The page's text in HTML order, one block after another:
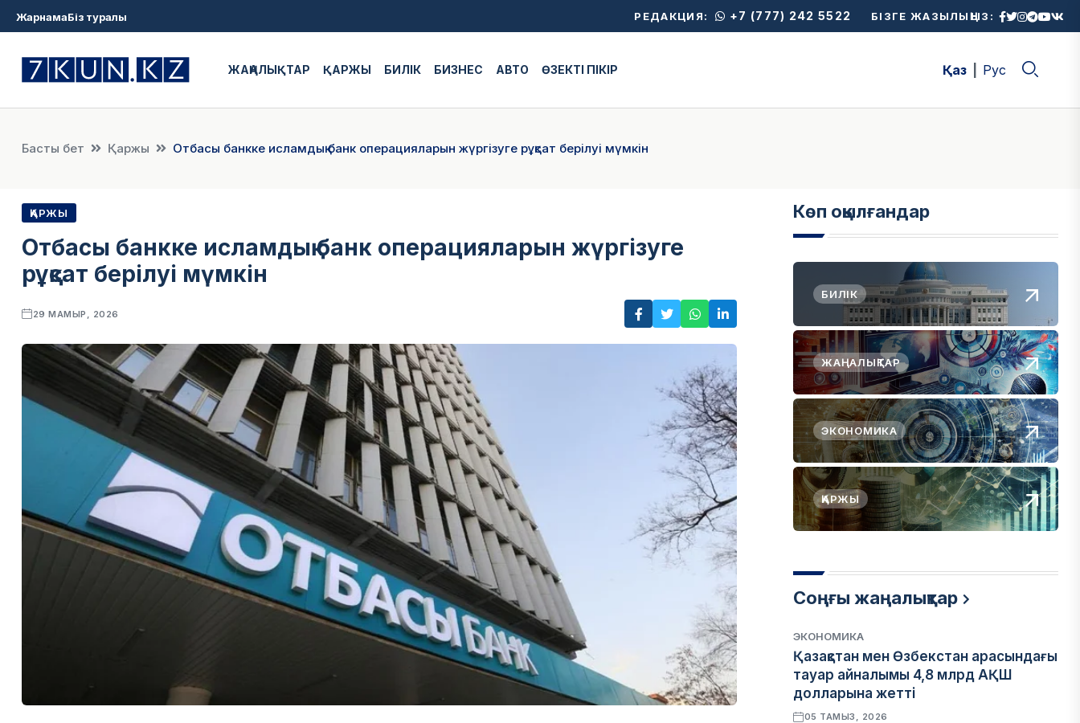
ЖарнамаБіз туралы РЕДАКЦИЯ: +7 (777) 242 5522 БІЗГЕ ЖАЗЫЛЫҢЫЗ:
ЖАҢАЛЫҚТАР ҚАРЖЫ БИЛІК БИЗНЕС АВТО ӨЗЕКТІ ПІКІР Қаз Рус
Басты бет Қаржы Отбасы банкке исламдық банк операцияларын жүргізуге рұқсат берілуі мүмкін
ҚАРЖЫ
Отбасы банкке исламдық банк операцияларын жүргізуге
рұқсат берілуі мүмкін
29 МАМЫР, 2026
Көп оқылғандар
БИЛІК
ЖАҢАЛЫҚТАР
ЭКОНОМИКА
ҚАРЖЫ
Соңғы жаңалықтар
ЭКОНОМИКА
Қазақстан мен Өзбекстан арасындағы
тауар айналымы 4,8 млрд АҚШ
долларына жетті
05 ТАМЫЗ, 2026